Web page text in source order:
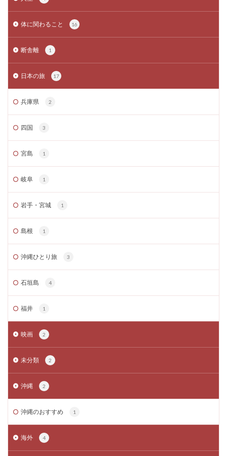
体に関わること 16
断舎離 1
日本の旅 17
兵庫県 2
四国 3
宮島 1
岐阜 1
岩手・宮城 1
島根 1
沖縄ひとり旅 3
石垣島 4
福井 1
映画 2
未分類 2
沖縄 2
沖縄のおすすめ 1
海外 4